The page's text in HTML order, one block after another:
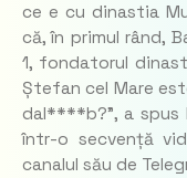
ce e cu dinastia
că, în primul rând,
1, fondatorul
Ștefan cel Mare
dal****b?”, a spus
într-o secvență
canalul său de